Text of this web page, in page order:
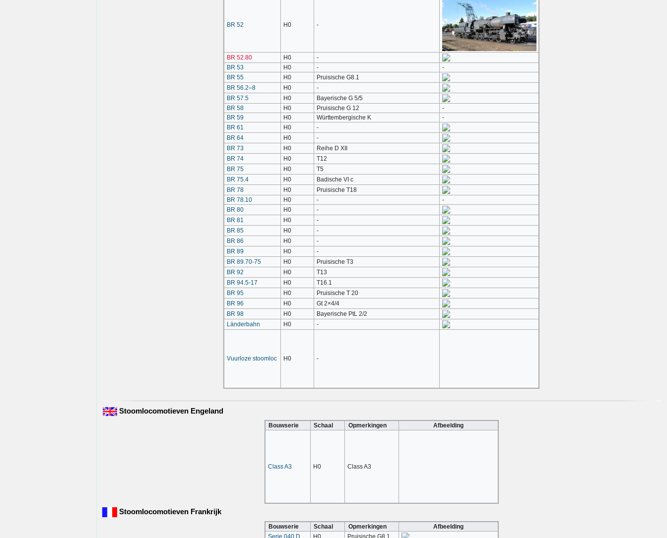
BR 52 H0 -
BR 52.80 H0
-
BR 53
H0 -
-
BR 55
H0
Pruisische G8.1
BR 56.2–8
H0
-
BR 57.5
H0
Bayerische G 5/5
BR 58
H0 Pruisische G 12
-
BR 59
H0 Württembergische K
-
BR 61
H0
-
BR 64
H0
-
BR 73
H0
Reihe D XII
BR 74
H0
T12
BR 75
H0
T5
BR 75.4
H0
Badische VI c
BR 78
H0
Pruisische T18
BR 78.10
H0 -
-
BR 80
H0
-
BR 81
H0
-
BR 85
H0
-
BR 86
H0
-
BR 89
H0
-
BR 89.70-75
H0
Pruisische T3
BR 92
H0
T13
BR 94.5-17
H0
T16.1
BR 95
H0
Pruisische T 20
BR 96
H0
Gt 2×4/4
BR 98
H0
Bayerische PtL 2/2
Länderbahn
H0
-
Serie 131 TA
H0 T5